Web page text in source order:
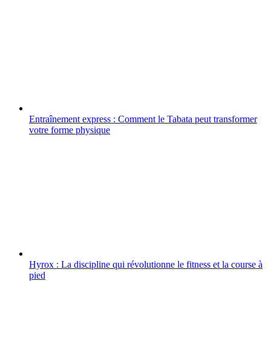
Entraînement express : Comment le Tabata peut transformer
votre forme physique
Hyrox : La discipline qui révolutionne le fitness et la course à
pied